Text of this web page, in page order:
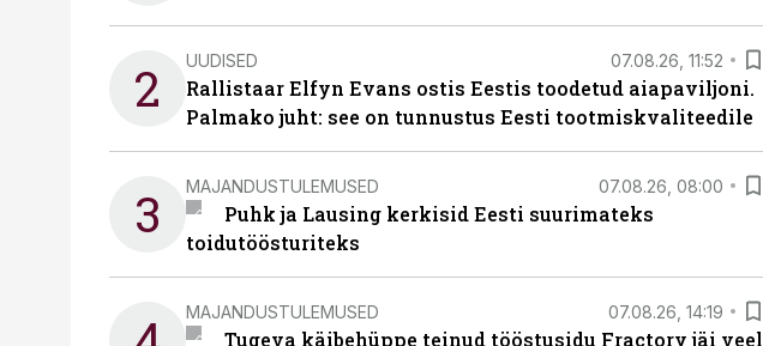
2 UUDISED 07.08.26, 11:52
Rallistaar Elfyn Evans ostis Eestis toodetud aiapaviljoni.
Palmako juht: see on tunnustus Eesti tootmiskvaliteedile
3 MAJANDUSTULEMUSED 07.08.26, 08:00
Puhk ja Lausing kerkisid Eesti suurimateks
toidutöösturiteks
MAJANDUSTULEMUSED 07.08.26, 14:19
Tugeva käibehüppe teinud tööstusidu Fractory jäi veel